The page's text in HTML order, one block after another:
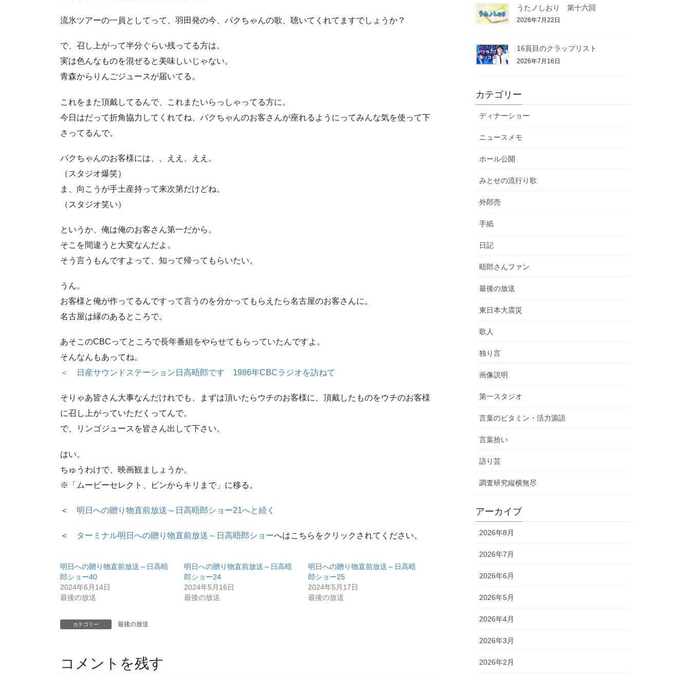
流氷ツアーの一員としてって、羽田発の今、パクちゃんの歌、聴いてくれてますでしょうか？
で、召し上がって半分ぐらい残ってる方は。
実は色んなものを混ぜると美味しいじゃない。
青森からりんごジュースが届いてる。
これをまた頂戴してるんで、これまたいらっしゃってる方に。
今日はだって折角協力してくれてね、パクちゃんのお客さんが座れるようにってみんな気を使って下
さってるんで。
パクちゃんのお客様には、、ええ、ええ。
（スタジオ爆笑）
ま、向こうが手土産持って来次第だけどね。
（スタジオ笑い）
というか、俺は俺のお客さん第一だから。
そこを間違うと大変なんだよ。
そう言うもんですよって、知って帰ってもらいたい。
うん。
お客様と俺が作ってるんですって言うのを分かってもらえたら名古屋のお客さんに。
名古屋は縁のあるところで。
あそこのCBCってところで長年番組をやらせてもらっていたんですよ。
そんなんもあってね。
＜ 日産サウンドステーション日高晤郎です 1986年CBCラジオを訪ねて
そりゃあ皆さん大事なんだけれでも、まずは頂いたらウチのお客様に、頂戴したものをウチのお客様
に召し上がっていただくってんで。
で、リンゴジュースを皆さん出して下さい。
はい。
ちゅうわけで、映画観ましょうか。
※「ムービーセレクト、ピンからキリまで」に移る。
＜ 明日への贈り物直前放送～日高晤郎ショー21へと続く
＜ ターミナル明日への贈り物直前放送～日高晤郎ショーへはこちらをクリックされてください。
明日への贈り物直前放送～日高晤
郎ショー40
2024年6月14日
最後の放送
明日への贈り物直前放送～日高晤
郎ショー24
2024年5月16日
最後の放送
明日への贈り物直前放送～日高晤
郎ショー25
2024年5月17日
最後の放送
カテゴリー 最後の放送
コメントを残す
うたノしおり 第十六回
2026年7月22日
16頁目のクラップリスト
2026年7月16日
カテゴリー
ディナーショー
ニュースメモ
ホール公開
みとせの流行り歌
外郎売
手紙
日記
晤郎さんファン
最後の放送
東日本大震災
歌人
独り言
画像説明
第一スタジオ
言葉のビタミン・活力源語
言葉拾い
語り芸
調査研究縦横無尽
アーカイブ
2026年8月
2026年7月
2026年6月
2026年5月
2026年4月
2026年3月
2026年2月